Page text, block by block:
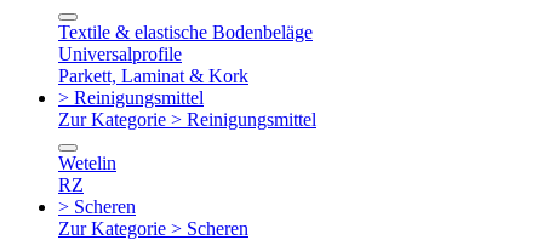
Textile & elastische Bodenbeläge
Universalprofile
Parkett, Laminat & Kork
> Reinigungsmittel
Zur Kategorie > Reinigungsmittel
Wetelin
RZ
> Scheren
Zur Kategorie > Scheren